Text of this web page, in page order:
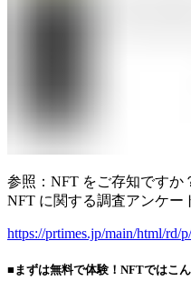
参照：NFT をご存知ですか
NFT に関する調査アンケー
https://prtimes.jp/main/html/rd/
■まずは無料で体験！NFTではこ